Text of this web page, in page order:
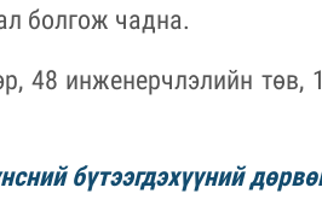
болгож чадна.
48 инженерчлэлийн төв,
бүтээгдэхүүний